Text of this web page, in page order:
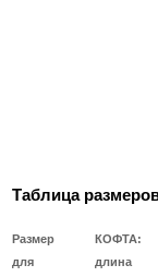
Таблица
Размер
для
КОФТА:
длина